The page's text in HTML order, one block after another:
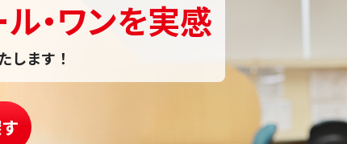
・ワンを実感
します！